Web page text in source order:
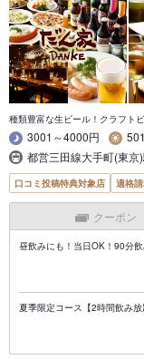
種類豊富な生ビール！クラフト
3001～4000円
都営三田線大手町(東
口コミ投稿特典対象店 適格
クーポン
昼飲みにも！当日OK！90分飲
夏季限定コース【2時間飲み